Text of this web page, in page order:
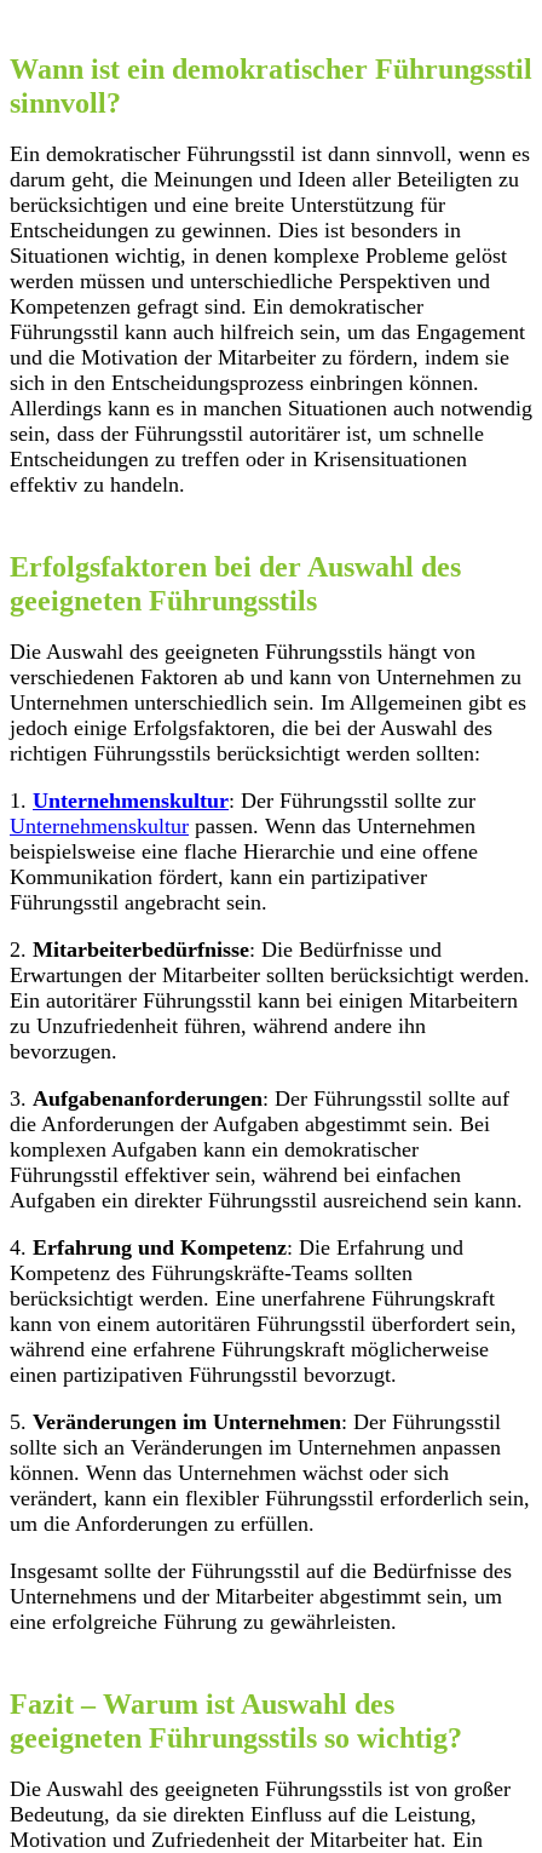
Wann ist ein demokratischer Führungsstil
sinnvoll?
Ein demokratischer Führungsstil ist dann sinnvoll, wenn es
darum geht, die Meinungen und Ideen aller Beteiligten zu
berücksichtigen und eine breite Unterstützung für
Entscheidungen zu gewinnen. Dies ist besonders in
Situationen wichtig, in denen komplexe Probleme gelöst
werden müssen und unterschiedliche Perspektiven und
Kompetenzen gefragt sind. Ein demokratischer
Führungsstil kann auch hilfreich sein, um das Engagement
und die Motivation der Mitarbeiter zu fördern, indem sie
sich in den Entscheidungsprozess einbringen können.
Allerdings kann es in manchen Situationen auch notwendig
sein, dass der Führungsstil autoritärer ist, um schnelle
Entscheidungen zu treffen oder in Krisensituationen
effektiv zu handeln.
Erfolgsfaktoren bei der Auswahl des
geeigneten Führungsstils
Die Auswahl des geeigneten Führungsstils hängt von
verschiedenen Faktoren ab und kann von Unternehmen zu
Unternehmen unterschiedlich sein. Im Allgemeinen gibt es
jedoch einige Erfolgsfaktoren, die bei der Auswahl des
richtigen Führungsstils berücksichtigt werden sollten:
1. Unternehmenskultur: Der Führungsstil sollte zur
Unternehmenskultur passen. Wenn das Unternehmen
beispielsweise eine flache Hierarchie und eine offene
Kommunikation fördert, kann ein partizipativer
Führungsstil angebracht sein.
2. Mitarbeiterbedürfnisse: Die Bedürfnisse und
Erwartungen der Mitarbeiter sollten berücksichtigt werden.
Ein autoritärer Führungsstil kann bei einigen Mitarbeitern
zu Unzufriedenheit führen, während andere ihn
bevorzugen.
3. Aufgabenanforderungen: Der Führungsstil sollte auf
die Anforderungen der Aufgaben abgestimmt sein. Bei
komplexen Aufgaben kann ein demokratischer
Führungsstil effektiver sein, während bei einfachen
Aufgaben ein direkter Führungsstil ausreichend sein kann.
4. Erfahrung und Kompetenz: Die Erfahrung und
Kompetenz des Führungskräfte-Teams sollten
berücksichtigt werden. Eine unerfahrene Führungskraft
kann von einem autoritären Führungsstil überfordert sein,
während eine erfahrene Führungskraft möglicherweise
einen partizipativen Führungsstil bevorzugt.
5. Veränderungen im Unternehmen: Der Führungsstil
sollte sich an Veränderungen im Unternehmen anpassen
können. Wenn das Unternehmen wächst oder sich
verändert, kann ein flexibler Führungsstil erforderlich sein,
um die Anforderungen zu erfüllen.
Insgesamt sollte der Führungsstil auf die Bedürfnisse des
Unternehmens und der Mitarbeiter abgestimmt sein, um
eine erfolgreiche Führung zu gewährleisten.
Fazit – Warum ist Auswahl des
geeigneten Führungsstils so wichtig?
Die Auswahl des geeigneten Führungsstils ist von großer
Bedeutung, da sie direkten Einfluss auf die Leistung,
Motivation und Zufriedenheit der Mitarbeiter hat. Ein